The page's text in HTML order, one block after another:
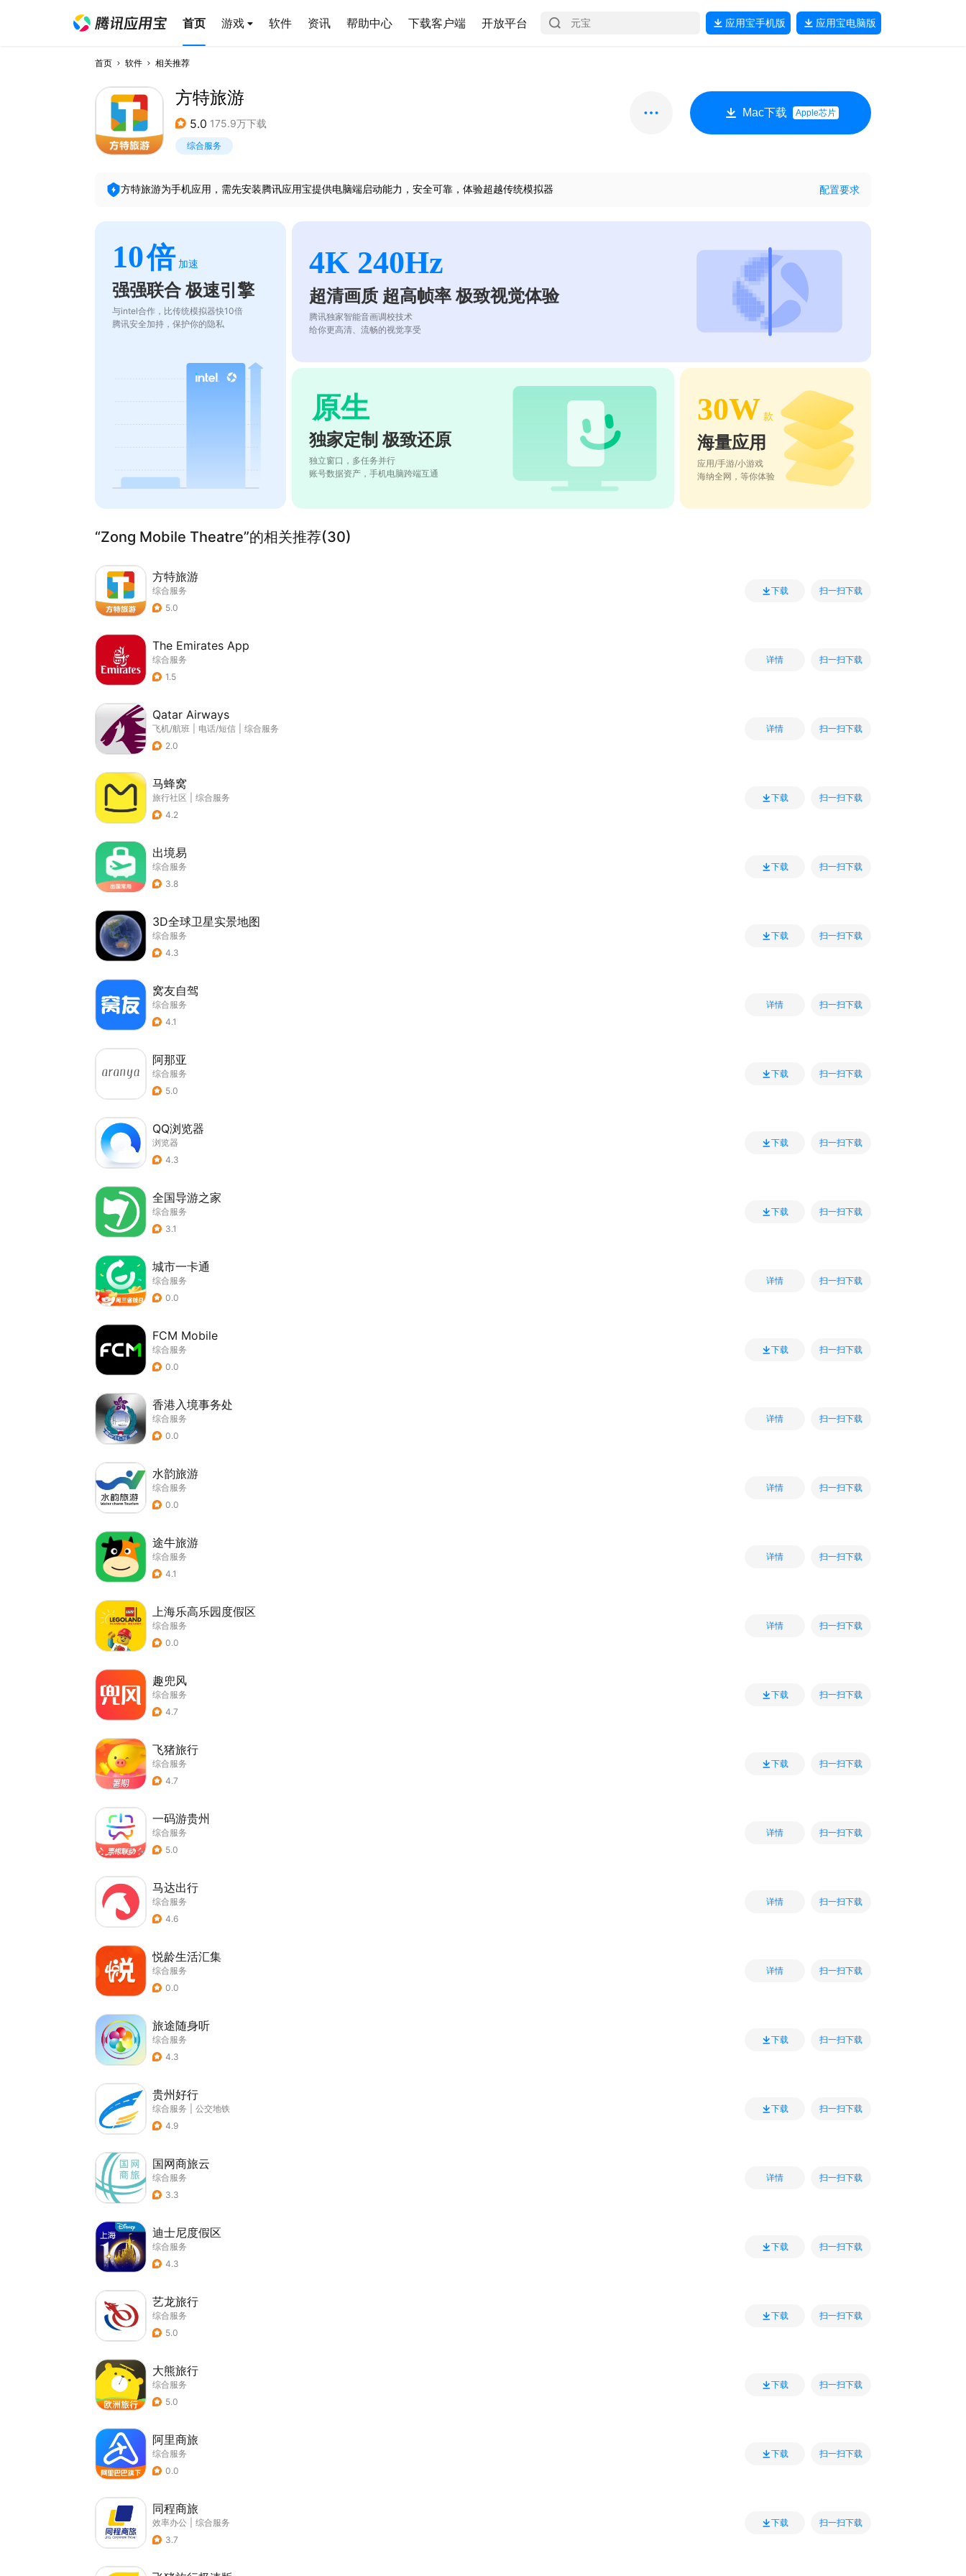
首页 游戏 软件 资讯 帮助中心 下载客户端 开放平台 应用宝手机版 应用宝电脑版
首页 软件 相关推荐
方特旅游
5.0 175.9万下载
综合服务
Mac下载 Apple芯片
方特旅游为手机应用，需先安装腾讯应用宝提供电脑端启动能力，安全可靠，体验超越传统模拟器 配置要求
10倍 加速
强强联合 极速引擎
与intel合作，比传统模拟器快10倍
腾讯安全加持，保护你的隐私
4K 240Hz
超清画质 超高帧率 极致视觉体验
腾讯独家智能音画调校技术
给你更高清、流畅的视觉享受
原生
独家定制 极致还原
独立窗口，多任务并行
账号数据资产，手机电脑跨端互通
30W 款
海量应用
应用/手游/小游戏
海纳全网，等你体验
“Zong Mobile Theatre”的相关推荐(30)
方特旅游
综合服务
5.0
下载 扫一扫下载
The Emirates App
综合服务
1.5
详情 扫一扫下载
Qatar Airways
飞机/航班 电话/短信
综合服务
2.0
详情 扫一扫下载
马蜂窝
旅行社区
综合服务
4.2
下载 扫一扫下载
出境易
综合服务
3.8
下载 扫一扫下载
3D全球卫星实景地图
综合服务
4.3
下载 扫一扫下载
窝友自驾
综合服务
4.1
详情 扫一扫下载
阿那亚
综合服务
5.0
下载 扫一扫下载
QQ浏览器
浏览器
4.3
下载 扫一扫下载
全国导游之家
综合服务
3.1
下载 扫一扫下载
城市一卡通
综合服务
0.0
详情 扫一扫下载
FCM Mobile
综合服务
0.0
下载 扫一扫下载
香港入境事务处
综合服务
0.0
详情 扫一扫下载
水韵旅游
综合服务
0.0
详情 扫一扫下载
途牛旅游
综合服务
4.1
详情 扫一扫下载
上海乐高乐园度假区
综合服务
0.0
详情 扫一扫下载
趣兜风
综合服务
4.7
下载 扫一扫下载
飞猪旅行
综合服务
4.7
下载 扫一扫下载
一码游贵州
综合服务
5.0
详情 扫一扫下载
马达出行
综合服务
4.6
详情 扫一扫下载
悦龄生活汇集
综合服务
0.0
详情 扫一扫下载
旅途随身听
综合服务
4.3
下载 扫一扫下载
贵州好行
综合服务
公交地铁
4.9
下载 扫一扫下载
国网商旅云
综合服务
3.3
详情 扫一扫下载
迪士尼度假区
综合服务
4.3
下载 扫一扫下载
艺龙旅行
综合服务
5.0
下载 扫一扫下载
大熊旅行
综合服务
5.0
下载 扫一扫下载
阿里商旅
综合服务
0.0
下载 扫一扫下载
同程商旅
效率办公
综合服务
3.7
下载 扫一扫下载